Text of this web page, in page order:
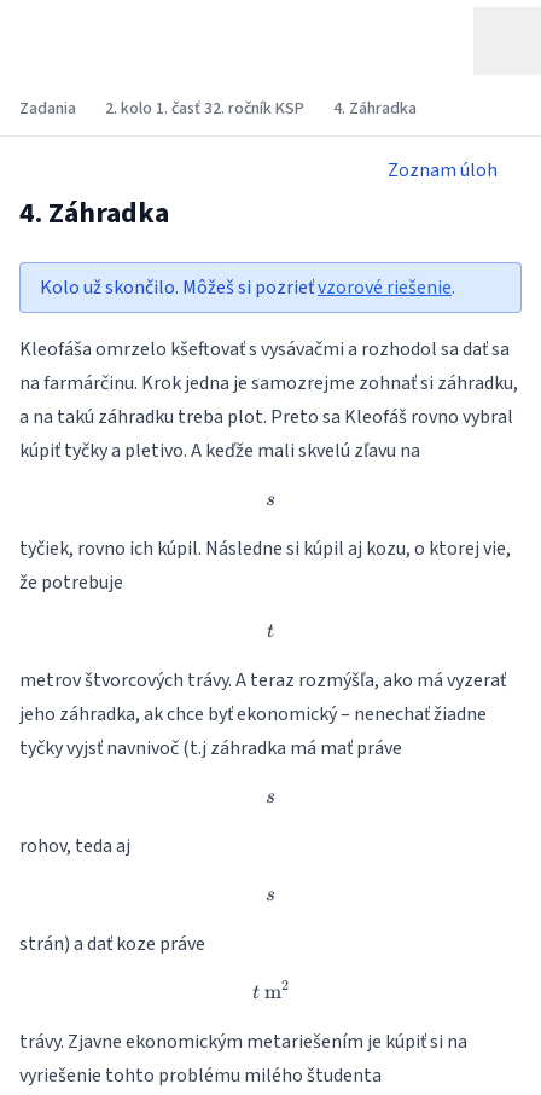
Zadania 2. kolo 1. časť 32. ročník KSP 4. Záhradka
Zoznam úloh
4. Záhradka
Kolo už skončilo. Môžeš si pozrieťvzorové riešenie.
Kleofáša omrzelo kšeftovať s vysávačmi a rozhodol sa dať sa
na farmárčinu. Krok jedna je samozrejme zohnať si záhradku,
a na takú záhradku treba plot. Preto sa Kleofáš rovno vybral
kúpiť tyčky a pletivo. A keďže mali skvelú zľavu na
s
s
tyčiek, rovno ich kúpil. Následne si kúpil aj kozu, o ktorej vie,
že potrebuje
t
t
metrov štvorcových trávy. A teraz rozmýšľa, ako má vyzerať
jeho záhradka, ak chce byť ekonomický – nenechať žiadne
tyčky vyjsť navnivoč (t.j záhradka má mať práve
s
s
rohov, teda aj
s
s
strán) a dať koze práve
t~\mathrm{m}^2
t m2
trávy. Zjavne ekonomickým metariešením je kúpiť si na
vyriešenie tohto problému milého študenta